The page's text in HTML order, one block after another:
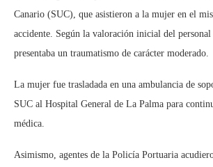
Canario (SUC), que asistieron a la mujer en el
accidente. Según la valoración inicial del
presentaba un traumatismo de carácter moderado.
La mujer fue trasladada en una ambulancia de
SUC al Hospital General de La Palma para
médica.
Asimismo, agentes de la Policía Portuaria